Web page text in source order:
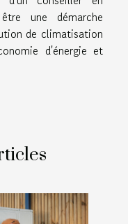
une démarche
de climatisation
d'énergie et